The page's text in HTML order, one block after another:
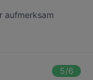
aufmerksam
5/6